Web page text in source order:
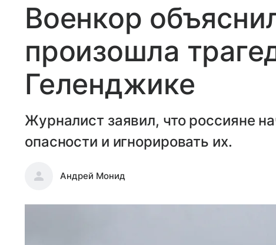
Военкор
произошла
Геленджике
Журналист заявил, что россияне
опасности и игнорировать их.
Андрей Монид